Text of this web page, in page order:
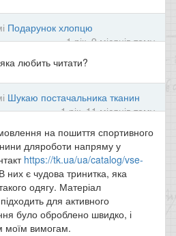
Подарунок хлопцю
1 рік, 9 місяців тому
любить читати?
Шукаю постачальника тканин
1 рік, 11 місяців тому
на пошиття спортивного
дляроботи напряму у
https://tk.ua/ua/catalog/vse-
В них є чудова тринитка, яка
одягу. Матеріал
для активного
було оброблено швидко, і
моїм вимогам.